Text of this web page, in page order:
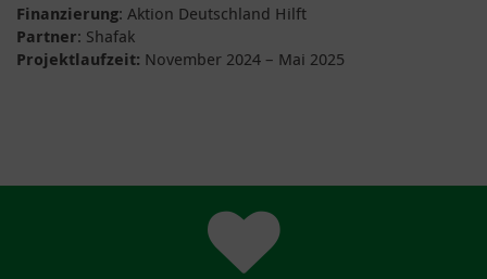
Finanzierung: Aktion Deutschland Hilft
Partner: Shafak
Projektlaufzeit: November 2024 – Mai 2025